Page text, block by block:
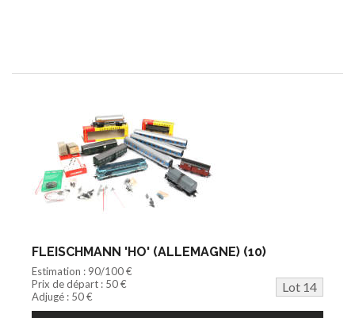
FLEISCHMANN 'HO' (ALLEMAGNE) (10)
Estimation : 90/100 €
Prix de départ : 50 €
Lot 14
Adjugé : 50 €